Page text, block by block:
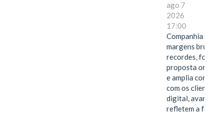
ago 7
2026
17:00
Companhia
margens brutas
recordes,
proposta
e amplia
com os clientes
digital, avanços
refletem a força